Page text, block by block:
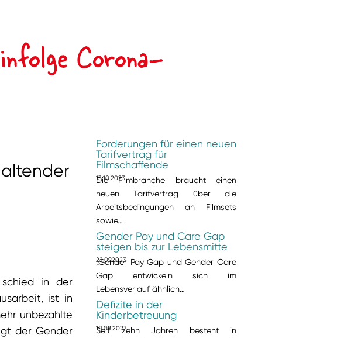
Corona-
schied in der
ist in
unbezahlte
der Gender
Forderungen für einen neuen
Tarifvertrag für
Filmschaffende
13.10.2023
Die Filmbranche braucht einen
neuen Tarifvertrag über die
Arbeitsbedingungen an Filmsets
sowie…
Gender Pay und Care Gap
steigen bis zur Lebensmitte
22.09.2023
„Gender Pay Gap und Gender Care
Gap entwickeln sich im
Lebensverlauf ähnlich…
Defizite in der
Kinderbetreuung
10.08.2023
Seit zehn Jahren besteht in